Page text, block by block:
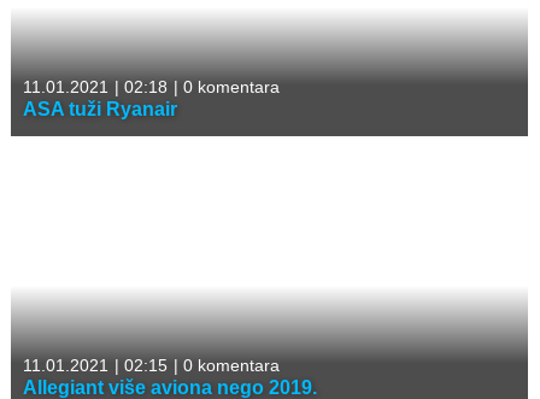
11.01.2021 | 02:18 | 0 komentara
ASA tuži Ryanair
11.01.2021 | 02:15 | 0 komentara
Allegiant više aviona nego 2019.